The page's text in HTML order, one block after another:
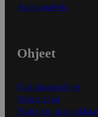
Asiakaspalvelu
Ohjeet
Ensitilaajan ohjeet
Näin maksat
Näin tilaat ja muokkaat